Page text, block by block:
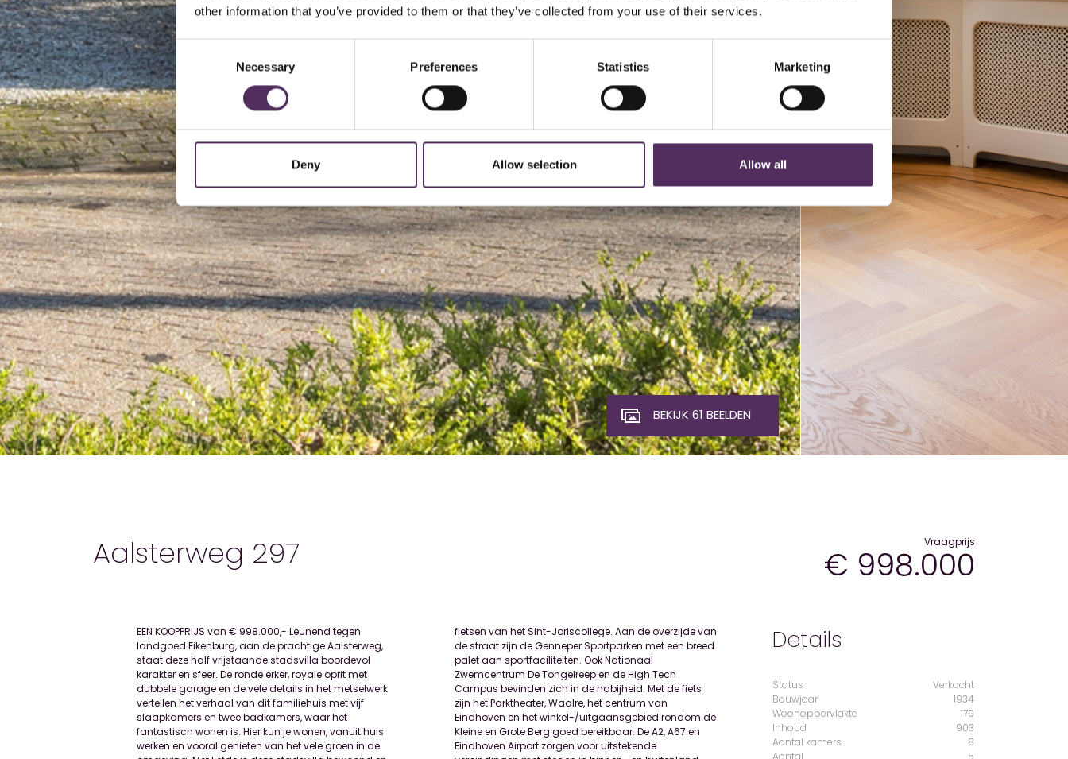
other information that you’ve provided to them or that they’ve collected from your use of their services.
Selection
Necessary Preferences Statistics Marketing
Deny Allow selection Allow all
BEKIJK 61 BEELDEN
Aalsterweg 297 Vraagprijs
€ 998.000
EEN KOOPPRIJS van € 998.000,- Leunend tegen
landgoed Eikenburg, aan de prachtige Aalsterweg,
staat deze half vrijstaande stadsvilla boordevol
karakter en sfeer. De ronde erker, royale oprit met
dubbele garage en de vele details in het metselwerk
vertellen het verhaal van dit familiehuis met vijf
slaapkamers en twee badkamers, waar het
fantastisch wonen is. Hier kun je wonen, vanuit huis
werken en vooral genieten van het vele groen in de
fietsen van het Sint-Joriscollege. Aan de overzijde van
de straat zijn de Genneper Sportparken met een breed
palet aan sportfaciliteiten. Ook Nationaal
Zwemcentrum De Tongelreep en de High Tech
Campus bevinden zich in de nabijheid. Met de fiets
zijn het Parktheater, Waalre, het centrum van
Eindhoven en het winkel-/uitgaansgebied rondom de
Kleine en Grote Berg goed bereikbaar. De A2, A67 en
Eindhoven Airport zorgen voor uitstekende
Details
Status
Verkocht
Bouwjaar
1934
Woonoppervlakte
179
Inhoud
903
Aantal kamers
8
Aantal
5